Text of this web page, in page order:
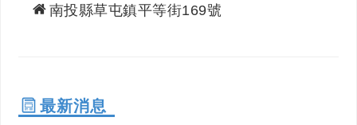
南投縣草屯鎮平等街169號
最新消息